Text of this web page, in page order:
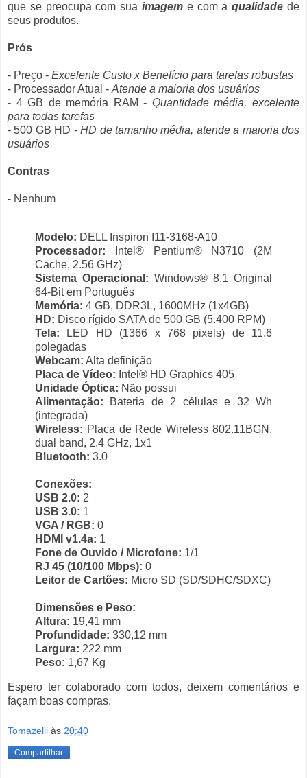
que se preocupa com sua imagem e com aqualidadede
seus produtos.
Prós
- Preço - Excelente Custo x Benefício para tarefas robustas
- Processador Atual -Atende a maioria dos usuários
- 4 GB de memória RAM - Quantidade média, excelente
para todas tarefas
- 500 GB HD -HD de tamanho média, atende a maioria dos
usuários
Contras
- Nenhum
Modelo: DELL Inspiron I11-3168-A10
Processador: Intel® Pentium® N3710 (2M
Cache, 2.56 GHz)
Sistema Operacional: Windows® 8.1 Original
64-Bit em Português
Memória: 4 GB, DDR3L, 1600MHz (1x4GB)
HD: Disco rígido SATA de 500 GB (5.400 RPM)
Tela: LED HD (1366 x 768 pixels) de 11,6
polegadas
Webcam: Alta definição
Placa de Vídeo: Intel® HD Graphics 405
Unidade Óptica: Não possui
Alimentação: Bateria de 2 células e 32 Wh
(integrada)
Wireless: Placa de Rede Wireless 802.11BGN,
dual band, 2.4 GHz, 1x1
Bluetooth: 3.0
Conexões:
USB 2.0: 2
USB 3.0: 1
VGA / RGB: 0
HDMI v1.4a: 1
Fone de Ouvido / Microfone: 1/1
RJ 45 (10/100 Mbps): 0
Leitor de Cartões: Micro SD (SD/SDHC/SDXC)
Dimensões e Peso:
Altura: 19,41 mm
Profundidade: 330,12 mm
Largura: 222 mm
Peso: 1,67 Kg
Espero ter colaborado com todos, deixem comentários e
façam boas compras.
Tomazelli às 20:40
Compartilhar